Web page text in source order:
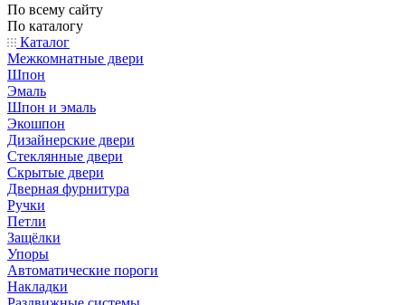
По всему сайту
По каталогу
Каталог
Межкомнатные двери
Шпон
Эмаль
Шпон и эмаль
Экошпон
Дизайнерские двери
Стеклянные двери
Скрытые двери
Дверная фурнитура
Ручки
Петли
Защёлки
Упоры
Автоматические пороги
Накладки